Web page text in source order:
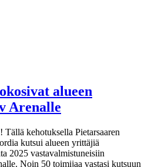
alueen
Arenalle
kehotuksella Pietarsaaren
kutsui alueen yrittäjiä
2025 vastavalmistuneisiin
Noin 50 toimijaa vastasi kutsuun